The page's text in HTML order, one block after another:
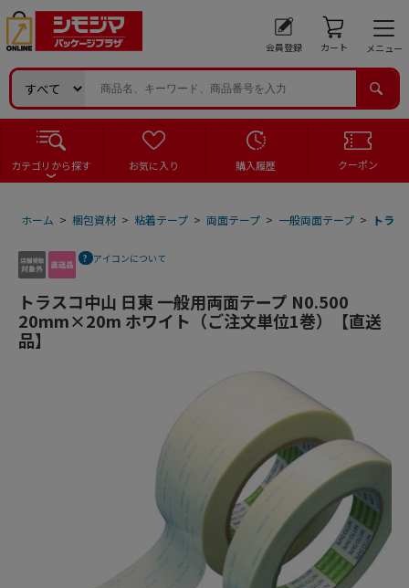
会員登録 カート メニュー
カテゴリから探す お気に入り 購入履歴 クーポン
ホーム > 梱包資材 > 粘着テープ > 両面テープ > 一般両面テープ > トラ
アイコンについて
トラスコ中山 日東 一般用両面テープ N0.500
20mm×20m ホワイト（ご注文単位1巻）【直送
品】